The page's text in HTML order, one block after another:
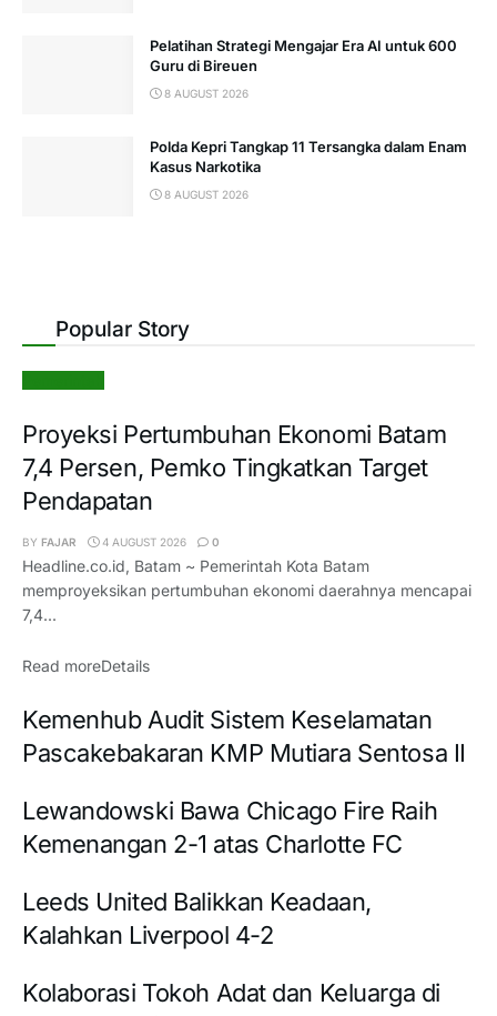
Pelatihan Strategi Mengajar Era AI untuk 600
Guru di Bireuen
8 AUGUST 2026
Polda Kepri Tangkap 11 Tersangka dalam Enam
Kasus Narkotika
8 AUGUST 2026
Popular Story
Proyeksi Pertumbuhan Ekonomi Batam
7,4 Persen, Pemko Tingkatkan Target
Pendapatan
BY FAJAR 4 AUGUST 2026 0
Headline.co.id, Batam ~ Pemerintah Kota Batam
memproyeksikan pertumbuhan ekonomi daerahnya mencapai
7,4...
Read moreDetails
Kemenhub Audit Sistem Keselamatan
Pascakebakaran KMP Mutiara Sentosa II
Lewandowski Bawa Chicago Fire Raih
Kemenangan 2-1 atas Charlotte FC
Leeds United Balikkan Keadaan,
Kalahkan Liverpool 4-2
Kolaborasi Tokoh Adat dan Keluarga di